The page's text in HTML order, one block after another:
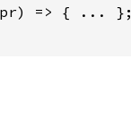
=> { ... };